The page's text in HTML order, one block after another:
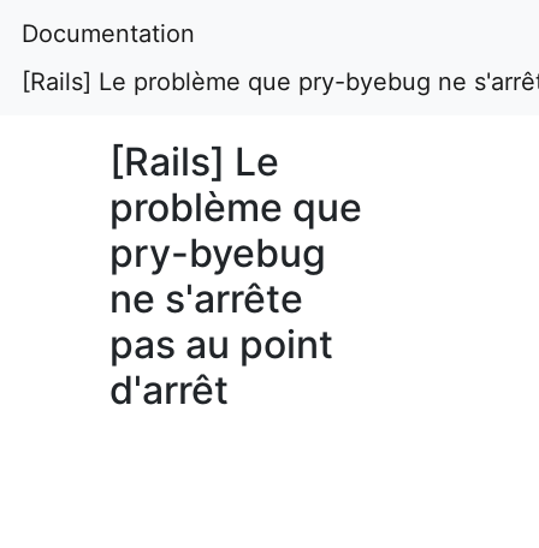
Documentation
[Rails] Le problème que pry-byebug ne
[Rails] Le
problème que
pry-byebug
ne s'arrête
pas au point
d'arrêt